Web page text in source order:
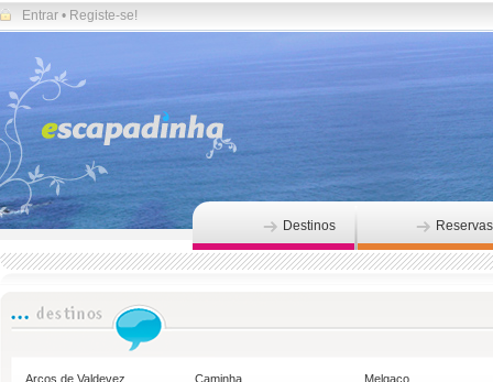
Entrar • Registe-se!
Destinos Reservas
Arcos de Valdevez Caminha
Melgaço